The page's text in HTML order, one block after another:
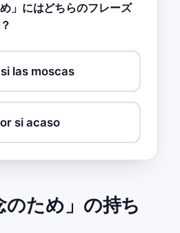
」にはどちらのフレーズ
las moscas
si acaso
ため」の持ち